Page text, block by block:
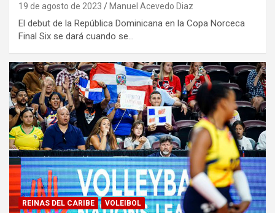
19 de agosto de 2023 Manuel Acevedo Diaz
El debut de la República Dominicana en la Copa Norceca
Final Six se dará cuando se…
REINAS DEL CARIBE VOLEIBOL